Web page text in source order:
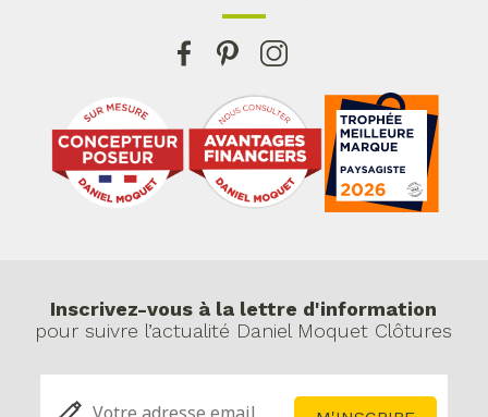
Inscrivez-vous à la lettre d'information
pour suivre l’actualité Daniel Moquet Clôtures